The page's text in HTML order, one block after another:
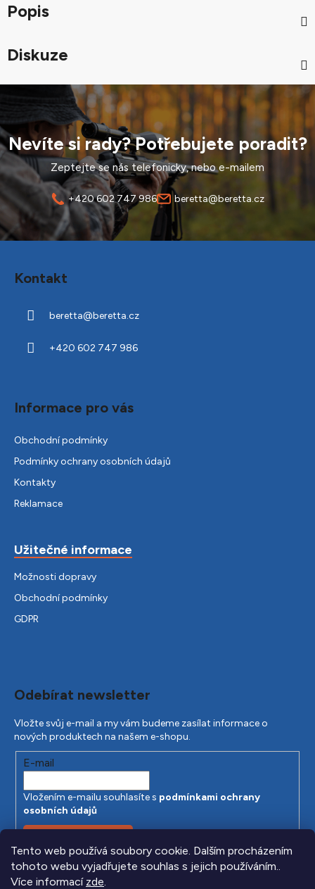
Tento web používá soubory cookie. Dalším procházením
tohoto webu vyjadřujete souhlas s jejich používáním..
Více informací zde.
Popis
Diskuze
Nevíte si rady? Potřebujete poradit?
Zeptejte se nás telefonicky, nebo e-mailem
+420 602 747 986 beretta@beretta.cz
Kontakt
beretta@beretta.cz
+420 602 747 986
Informace pro vás
Obchodní podmínky
Podmínky ochrany osobních údajů
Kontakty
Reklamace
Užitečné informace
Možnosti dopravy
Obchodní podmínky
GDPR
Odebírat newsletter
Vložte svůj e-mail a my vám budeme zasílat informace o
nových produktech na našem e-shopu.
E-mail
Vložením e-mailu souhlasíte s podmínkami ochrany
osobních údajů
PŘIHLÁSIT SE